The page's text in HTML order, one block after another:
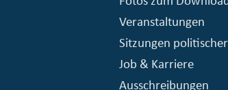
Veranstaltungen
Sitzungen
Job & Karriere
Ausschreibungen